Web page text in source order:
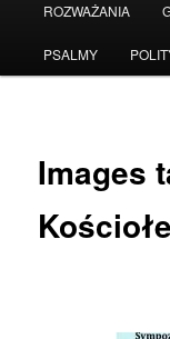
ROZWAŻANIA
PSALMY
Images